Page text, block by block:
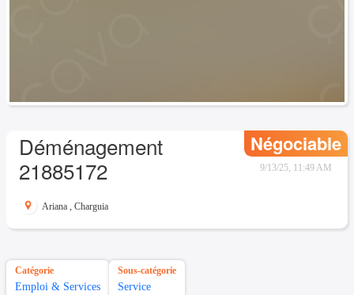
Déménagement
21885172
Négociable
9/13/25, 11:49 AM
Ariana , Charguia
Catégorie
Emploi & Services
Sous-catégorie
Service